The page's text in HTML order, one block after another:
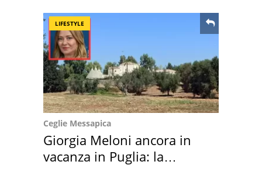
LIFESTYLE
Ceglie Messapica
Giorgia Meloni ancora in
vacanza in Puglia: la